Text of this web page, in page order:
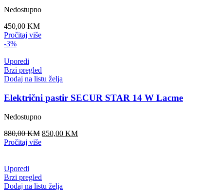
Nedostupno
450,00 KM
Pročitaj više
-3%
Uporedi
Brzi pregled
Dodaj na listu želja
Električni pastir SECUR STAR 14 W Lacme
Nedostupno
880,00KM Original
850,00 KMCurrent
Pročitaj više
Uporedi
Brzi pregled
Dodaj na listu želja